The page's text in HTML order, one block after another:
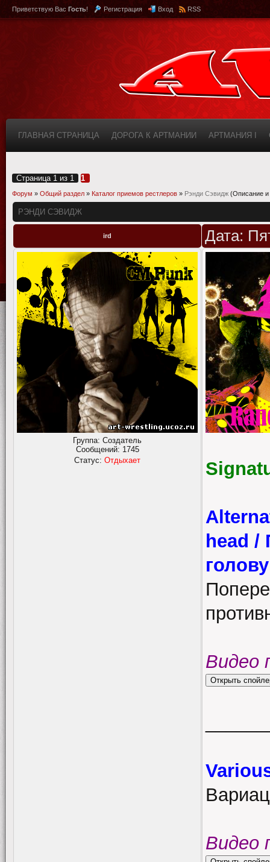
Приветствую Вас Гость! Регистрация Вход RSS
ГЛАВНАЯ СТРАНИЦА ДОРОГА К АРТМАНИИ АРТМАНИЯ I
Страница 1 из 1 1
Форум » Общий раздел » Каталог приемов рестлеров » Рэнди Сэвидж (Описание
РЭНДИ СЭВИДЖ
ird Дата:
Группа: Создатель
Сообщений: 1745
Статус: Отдыхает
head
Видео
Видео